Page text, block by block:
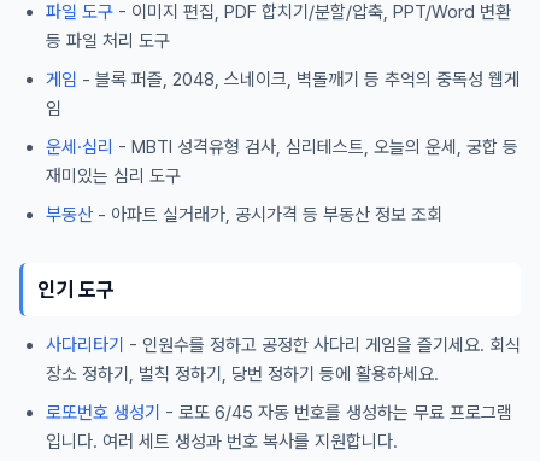
파일 도구 - 이미지 편집, PDF 합치기/분할/압축, PPT/Word 변환
등 파일 처리 도구
게임 - 블록 퍼즐, 2048, 스네이크, 벽돌깨기 등 추억의 중독성 웹게
임
운세·심리 - MBTI 성격유형 검사, 심리테스트, 오늘의 운세, 궁합 등
재미있는 심리 도구
부동산 - 아파트 실거래가, 공시가격 등 부동산 정보 조회
인기 도구
사다리타기 - 인원수를 정하고 공정한 사다리 게임을 즐기세요. 회식
장소 정하기, 벌칙 정하기, 당번 정하기 등에 활용하세요.
로또번호 생성기 - 로또 6/45 자동 번호를 생성하는 무료 프로그램
입니다. 여러 세트 생성과 번호 복사를 지원합니다.